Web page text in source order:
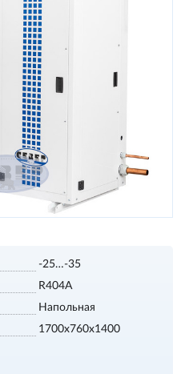
-25…-35
R404A
Напольная
1700х760х1400